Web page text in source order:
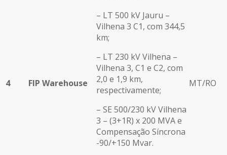
4 FIP Warehouse
– LT 500 kV Jauru –
Vilhena 3 C1, com 344,5
km;
– LT 230 kV Vilhena –
Vilhena 3, C1 e C2, com
2,0 e 1,9 km,
respectivamente;
– SE 500/230 kV Vilhena
3 – (3+1R) x 200 MVA e
Compensação Síncrona
-90/+150 Mvar.
MT/RO